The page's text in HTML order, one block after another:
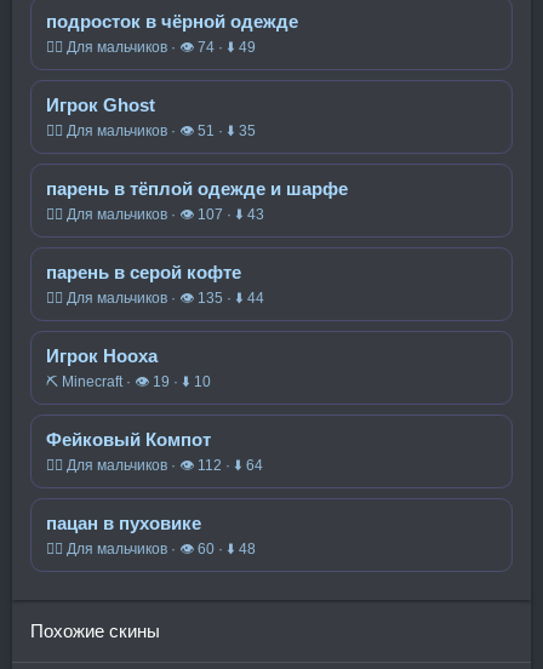
подросток в чёрной одежде
🧍‍♂️ Для мальчиков · 👁 74 · ⬇ 49
Игрок Ghost
🧍‍♂️ Для мальчиков · 👁 51 · ⬇ 35
парень в тёплой одежде и шарфе
🧍‍♂️ Для мальчиков · 👁 107 · ⬇ 43
парень в серой кофте
🧍‍♂️ Для мальчиков · 👁 135 · ⬇ 44
Игрок Hooxa
⛏️ Minecraft · 👁 19 · ⬇ 10
Фейковый Компот
🧍‍♂️ Для мальчиков · 👁 112 · ⬇ 64
пацан в пуховике
🧍‍♂️ Для мальчиков · 👁 60 · ⬇ 48
Похожие скины